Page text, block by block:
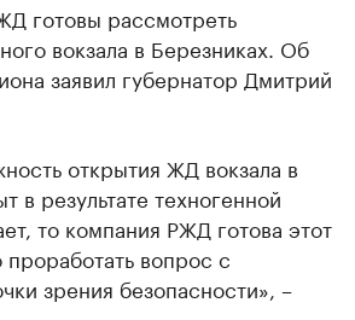
готовы рассмотреть
вокзала в Березниках. Об
заявил губернатор Дмитрий
открытия ЖД вокзала в
в результате техногенной
то компания РЖД готова этот
вопрос с
зрения безопасности», –